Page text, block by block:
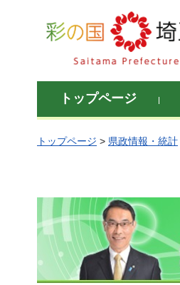
彩の国 埼玉県
トップページ
トップページ > 県政情報・統計